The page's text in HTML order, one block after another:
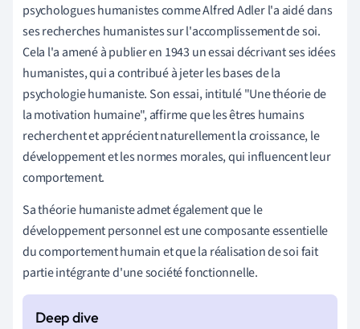
psychologues humanistes comme Alfred Adler l'a aidé dans
ses recherches humanistes sur l'accomplissement de soi.
Cela l'a amené à publier en 1943 un essai décrivant ses idées
humanistes, qui a contribué à jeter les bases de la
psychologie humaniste. Son essai, intitulé "Une théorie de
la motivation humaine", affirme que les êtres humains
recherchent et apprécient naturellement la croissance, le
développement et les normes morales, qui influencent leur
comportement.
Sa théorie humaniste admet également que le
développement personnel est une composante essentielle
du comportement humain et que la réalisation de soi fait
partie intégrante d'une société fonctionnelle.